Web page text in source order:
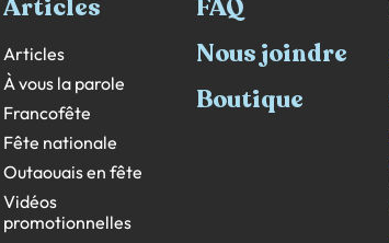
Articles
Articles
À vous la parole
Francofête
Fête nationale
Outaouais en fête
Vidéos
promotionnelles
FAQ
Nous joindre
Boutique